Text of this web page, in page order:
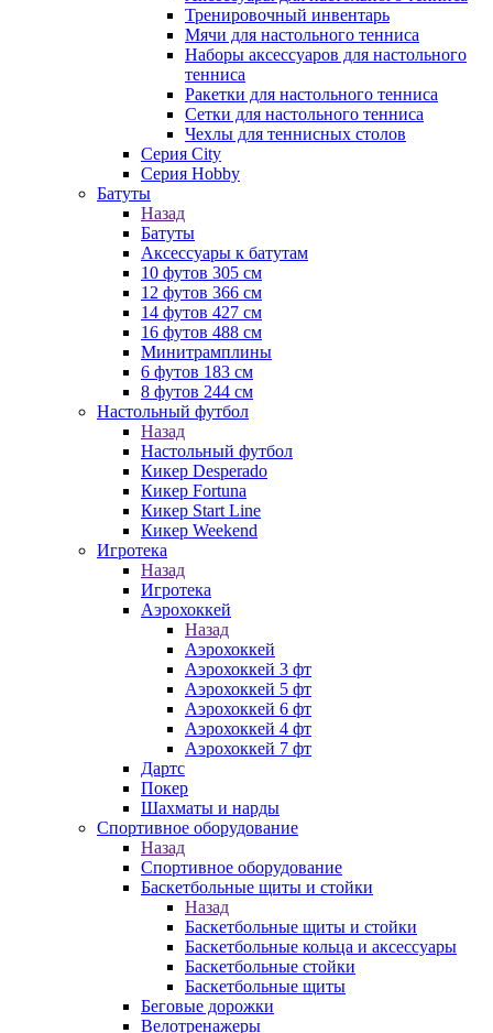
Тренировочный инвентарь
Мячи для настольного тенниса
Наборы аксессуаров для настольного
тенниса
Ракетки для настольного тенниса
Сетки для настольного тенниса
Чехлы для теннисных столов
Серия City
Серия Hobby
Батуты
Назад
Батуты
Аксессуары к батутам
10 футов 305 см
12 футов 366 см
14 футов 427 см
16 футов 488 см
Минитрамплины
6 футов 183 см
8 футов 244 см
Настольный футбол
Назад
Настольный футбол
Кикер Desperado
Кикер Fortuna
Кикер Start Line
Кикер Weekend
Игротека
Назад
Игротека
Аэрохоккей
Назад
Аэрохоккей
Аэрохоккей 3 фт
Аэрохоккей 5 фт
Аэрохоккей 6 фт
Аэрохоккей 4 фт
Аэрохоккей 7 фт
Дартс
Покер
Шахматы и нарды
Спортивное оборудование
Назад
Спортивное оборудование
Баскетбольные щиты и стойки
Назад
Баскетбольные щиты и стойки
Баскетбольные кольца и аксессуары
Баскетбольные стойки
Баскетбольные щиты
Беговые дорожки
Велотренажеры